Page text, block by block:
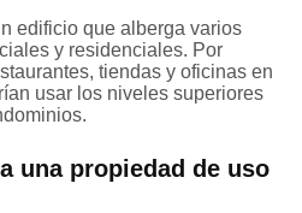
edificio que alberga varios
y residenciales. Por
tiendas y oficinas en
usar los niveles superiores
una propiedad de uso